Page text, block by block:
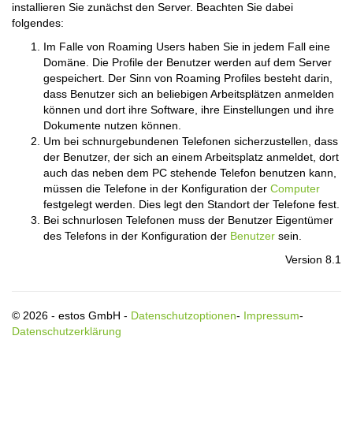
installieren Sie zunächst den Server. Beachten Sie dabei
folgendes:
Im Falle von Roaming Users haben Sie in jedem Fall eine
Domäne. Die Profile der Benutzer werden auf dem Server
gespeichert. Der Sinn von Roaming Profiles besteht darin,
dass Benutzer sich an beliebigen Arbeitsplätzen anmelden
können und dort ihre Software, ihre Einstellungen und ihre
Dokumente nutzen können.
Um bei schnurgebundenen Telefonen sicherzustellen, dass
der Benutzer, der sich an einem Arbeitsplatz anmeldet, dort
auch das neben dem PC stehende Telefon benutzen kann,
müssen die Telefone in der Konfiguration der Computer
festgelegt werden. Dies legt den Standort der Telefone fest.
Bei schnurlosen Telefonen muss der Benutzer Eigentümer
des Telefons in der Konfiguration der Benutzer sein.
Version 8.1
© 2026 - estos GmbH - Datenschutzoptionen- Impressum-
Datenschutzerklärung